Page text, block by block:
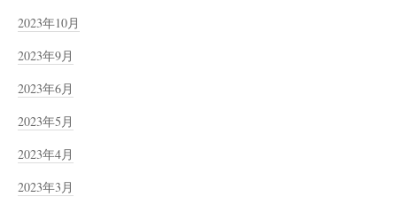
2023年10月
2023年9月
2023年6月
2023年5月
2023年4月
2023年3月